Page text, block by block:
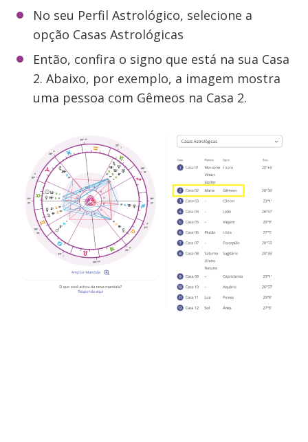
No seu Perfil Astrológico, selecione a
opção Casas Astrológicas
Então, confira o signo que está na sua Casa
2. Abaixo, por exemplo, a imagem mostra
uma pessoa com Gêmeos na Casa 2.